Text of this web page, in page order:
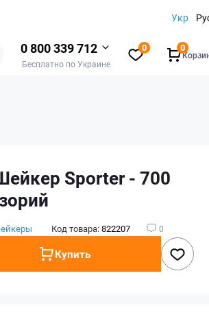
Укр
0 800 339 712
Бесплатно по Украине
0 0
Sporter - 700
Код товара:822207 0
Купить